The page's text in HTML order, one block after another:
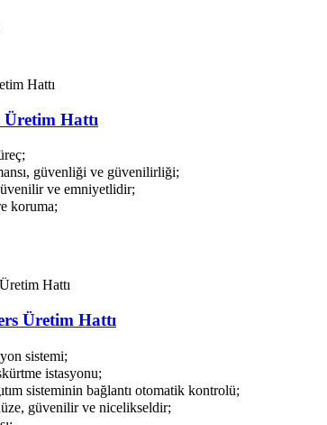
Hattı
güvenliği ve güvenilirliği;
ve emniyetlidir;
koruma;
Üretim Hattı
sistemi;
istasyonu;
sisteminin bağlantı otomatik kontrolü;
güvenilir ve nicelikseldir;